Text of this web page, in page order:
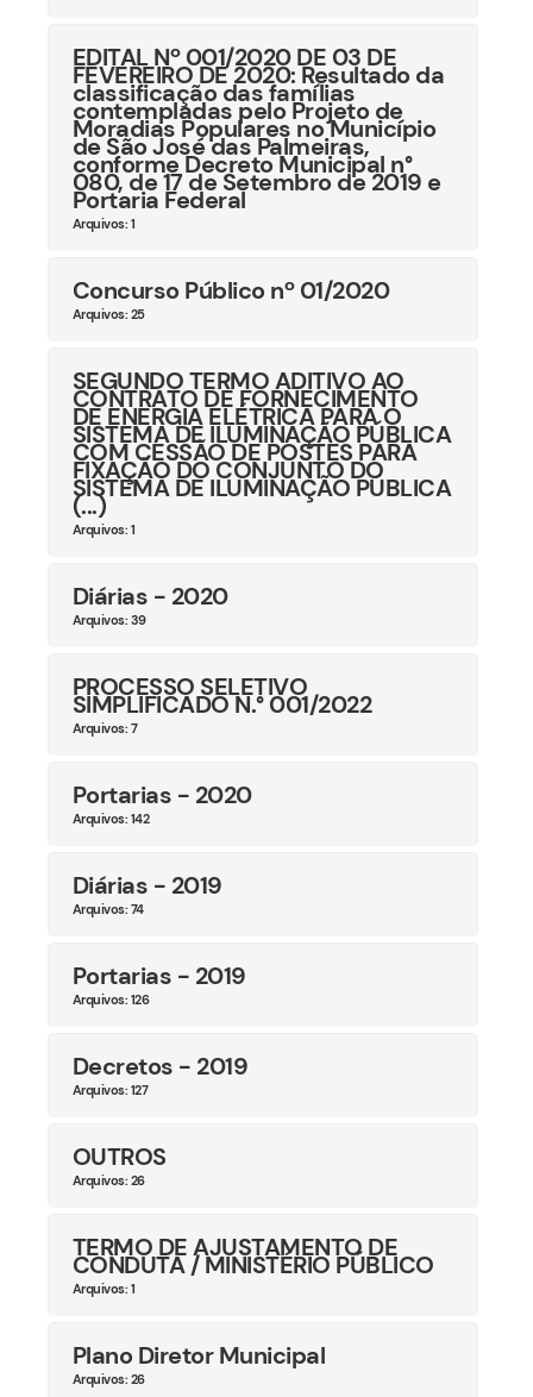
EDITAL Nº 001/2020 DE 03 DE
FEVEREIRO DE 2020: Resultado da
classificação das famílias
contempladas pelo Projeto de
Moradias Populares no Município
de São José das Palmeiras,
conforme Decreto Municipal n°
080, de 17 de Setembro de 2019 e
Portaria Federal
Arquivos: 1
Concurso Público nº 01/2020
Arquivos: 25
SEGUNDO TERMO ADITIVO AO
CONTRATO DE FORNECIMENTO
DE ENERGIA ELÉTRICA PARA O
SISTEMA DE ILUMINAÇÃO PÚBLICA
COM CESSÃO DE POSTES PARA
FIXAÇÃO DO CONJUNTO DO
SISTEMA DE ILUMINAÇÃO PÚBLICA
(...)
Arquivos: 1
Diárias - 2020
Arquivos: 39
PROCESSO SELETIVO
SIMPLIFICADO N.° 001/2022
Arquivos: 7
Portarias - 2020
Arquivos: 142
Diárias - 2019
Arquivos: 74
Portarias - 2019
Arquivos: 126
Decretos - 2019
Arquivos: 127
OUTROS
Arquivos: 26
TERMO DE AJUSTAMENTO DE
CONDUTA / MINISTÉRIO PÚBLICO
Arquivos: 1
Plano Diretor Municipal
Arquivos: 26